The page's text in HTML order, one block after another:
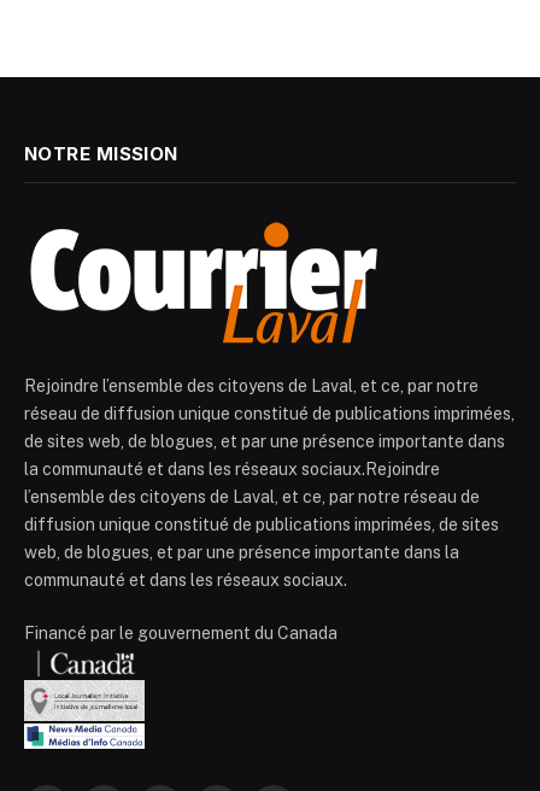
NOTRE MISSION
Rejoindre l’ensemble des citoyens de Laval, et ce, par notre
réseau de diffusion unique constitué de publications imprimées,
de sites web, de blogues, et par une présence importante dans
la communauté et dans les réseaux sociaux.Rejoindre
l’ensemble des citoyens de Laval, et ce, par notre réseau de
diffusion unique constitué de publications imprimées, de sites
web, de blogues, et par une présence importante dans la
communauté et dans les réseaux sociaux.
Financé par le gouvernement du Canada